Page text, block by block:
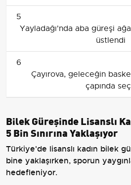
5
Yayladağı'nda aba güreşi
üstlendi
6
Çayırova, geleceğin
çapında
Bilek Güreşinde Lisanslı
5 Bin Sınırına Yaklaşıyor
Türkiye'de lisanslı kadın bilek
bine yaklaşırken, sporun
hedefleniyor.